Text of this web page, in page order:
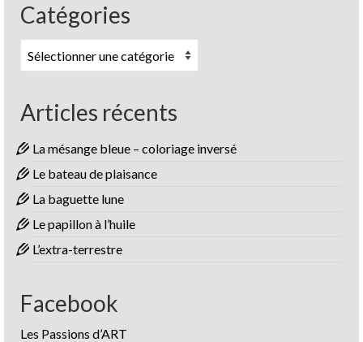
Catégories
Catégories
Articles récents
La mésange bleue – coloriage inversé
Le bateau de plaisance
La baguette lune
Le papillon à l’huile
L’extra-terrestre
Facebook
Les Passions d’ART